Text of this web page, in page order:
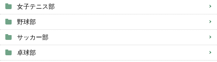
女子テニス部
野球部
サッカー部
卓球部